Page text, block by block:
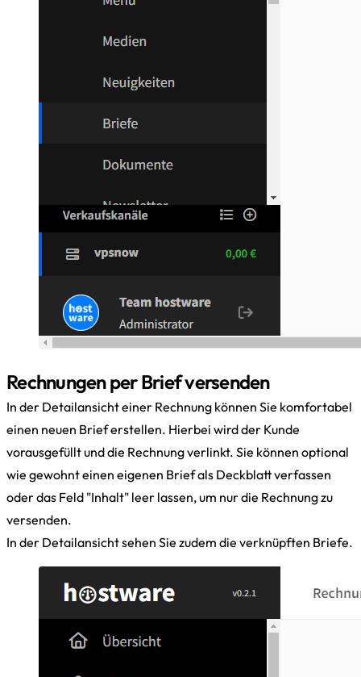
Rechnungen per Brief versenden
In der Detailansicht einer Rechnung können Sie komfortabel
einen neuen Brief erstellen. Hierbei wird der Kunde
vorausgefüllt und die Rechnung verlinkt. Sie können optional
wie gewohnt einen eigenen Brief als Deckblatt verfassen
oder das Feld "Inhalt" leer lassen, um nur die Rechnung zu
versenden.
In der Detailansicht sehen Sie zudem die verknüpften Briefe.